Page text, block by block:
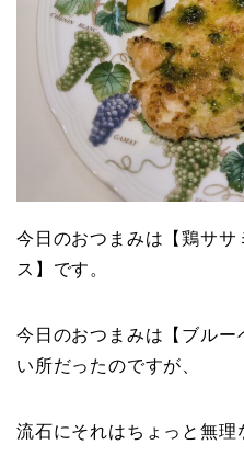
今日のおつまみは【鶏ササ
ス】です。
今日のおつまみは【ブルー
い所だったのですが、
流石にそれはちょっと無理